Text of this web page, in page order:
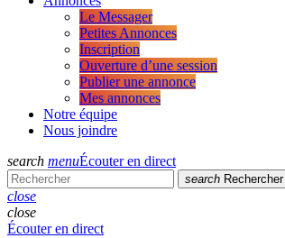
Le Messager
Petites Annonces
Inscription
Ouverture d’une session
Publier une annonce
Mes annonces
Notre équipe
Nous joindre
search menuÉcouter en direct
search Rechercher
close
close
Écouter en direct